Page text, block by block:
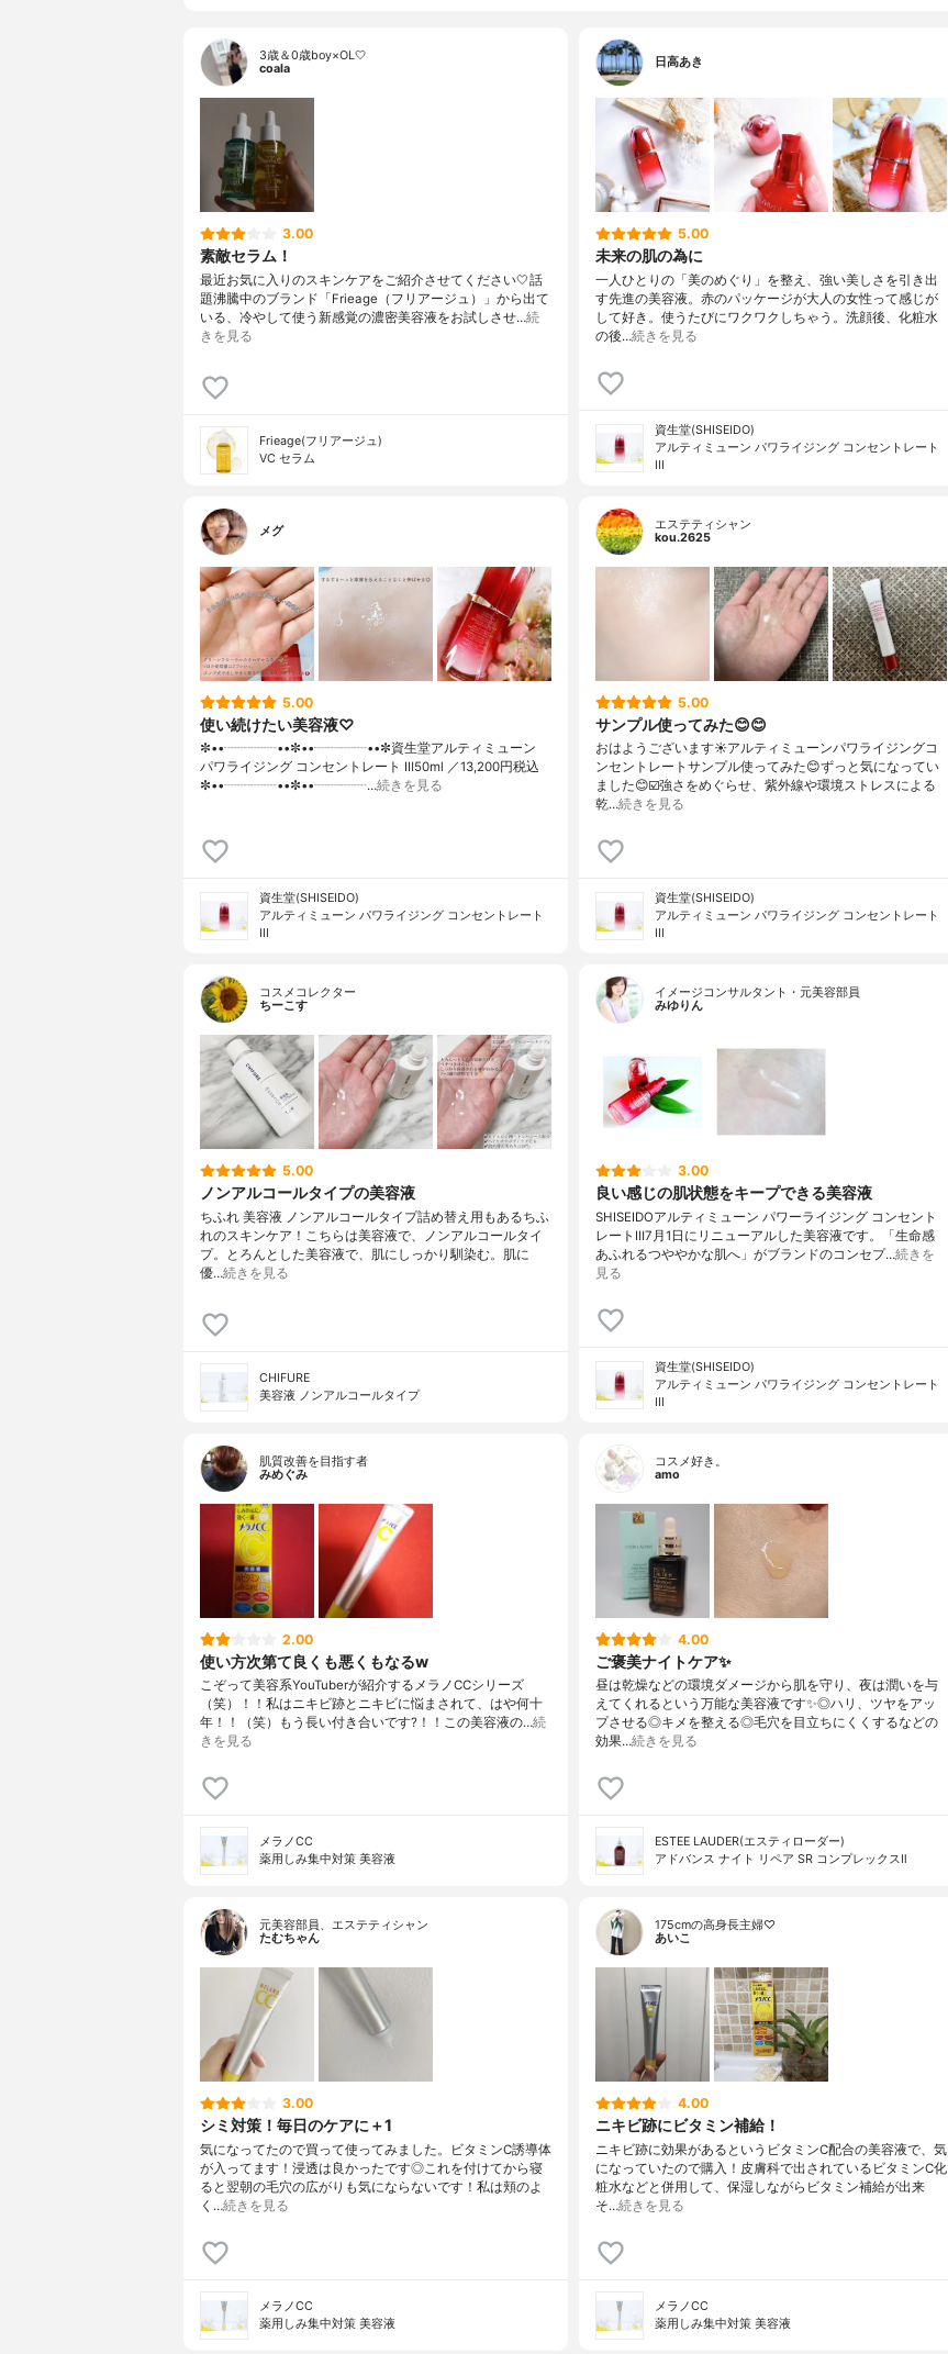
3歳＆0歳boy×OL🤍
coala
3.00
素敵セラム！
最近お気に入りのスキンケアをご紹介させてください🤍話
題沸騰中のブランド「Frieage（フリアージュ）」から出て
いる、冷やして使う新感覚の濃密美容液をお試しさせ…続
きを見る
Frieage(フリアージュ)
VC セラム
日高あき
5.00
未来の肌の為に
一人ひとりの「美のめぐり」を整え、強い美しさを引き出
す先進の美容液。赤のパッケージが大人の女性って感じが
して好き。使うたびにワクワクしちゃう。洗顔後、化粧水
の後…続きを見る
資生堂(SHISEIDO)
アルティミューン パワライジング コンセントレート
III
メグ
5.00
使い続けたい美容液♡
✼••┈┈┈┈••✼••┈┈┈┈••✼資生堂アルティミューン
パワライジング コンセントレート Ⅲ50ml ／13,200円税込
✼••┈┈┈┈••✼••┈┈┈┈…続きを見る
資生堂(SHISEIDO)
アルティミューン パワライジング コンセントレート
III
エステティシャン
kou.2625
5.00
サンプル使ってみた😊😊
おはようございます☀アルティミューンパワライジングコ
ンセントレートサンプル使ってみた😊ずっと気になってい
ました😊☑️強さをめぐらせ、紫外線や環境ストレスによる
乾…続きを見る
資生堂(SHISEIDO)
アルティミューン パワライジング コンセントレート
III
コスメコレクター
ちーこす
5.00
ノンアルコールタイプの美容液
ちふれ 美容液 ノンアルコールタイプ詰め替え用もあるちふ
れのスキンケア！こちらは美容液で、ノンアルコールタイ
プ。とろんとした美容液で、肌にしっかり馴染む。肌に
優…続きを見る
CHIFURE
美容液 ノンアルコールタイプ
イメージコンサルタント・元美容部員
みゆりん
3.00
良い感じの肌状態をキープできる美容液
SHISEIDOアルティミューン パワーライジング コンセント
レートⅢ7月1日にリニューアルした美容液です。「生命感
あふれるつややかな肌へ」がブランドのコンセプ…続きを
見る
資生堂(SHISEIDO)
アルティミューン パワライジング コンセントレート
III
肌質改善を目指す者
みめぐみ
2.00
使い方次第て良くも悪くもなるw
こぞって美容系YouTuberが紹介するメラノCCシリーズ
（笑）！！私はニキビ跡とニキビに悩まされて、はや何十
年！！（笑）もう長い付き合いです?！！この美容液の…続
きを見る
メラノCC
薬用しみ集中対策 美容液
コスメ好き。
amo
4.00
ご褒美ナイトケア✨
昼は乾燥などの環境ダメージから肌を守り、夜は潤いを与
えてくれるという万能な美容液です✨◎ハリ、ツヤをアッ
プさせる◎キメを整える◎毛穴を目立ちにくくするなどの
効果…続きを見る
ESTEE LAUDER(エスティローダー)
アドバンス ナイト リペア SR コンプレックスⅡ
元美容部員、エステティシャン
たむちゃん
3.00
シミ対策！毎日のケアに＋1
気になってたので買って使ってみました。ビタミンC誘導体
が入ってます！浸透は良かったです◎これを付けてから寝
ると翌朝の毛穴の広がりも気にならないです！私は頬のよ
く…続きを見る
メラノCC
薬用しみ集中対策 美容液
175cmの高身長主婦♡
あいこ
4.00
ニキビ跡にビタミン補給！
ニキビ跡に効果があるというビタミンC配合の美容液で、気
になっていたので購入！皮膚科で出されているビタミンC化
粧水などと併用して、保湿しながらビタミン補給が出来
そ…続きを見る
メラノCC
薬用しみ集中対策 美容液